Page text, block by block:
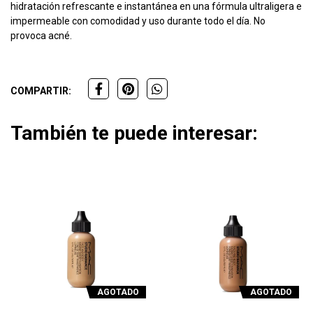
hidratación refrescante e instantánea en una fórmula ultraligera e
impermeable con comodidad y uso durante todo el día. No
provoca acné.
COMPARTIR:
También te puede interesar:
AGOTADO AGOTADO